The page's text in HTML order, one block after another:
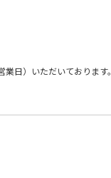
日）いただいております。